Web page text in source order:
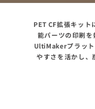
PET CF拡張キッ
能パーツの印刷を
UltiMakerプラッ
やすさを活かし、